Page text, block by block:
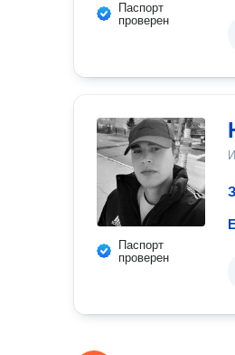
Паспорт
проверен
Паспорт
проверен